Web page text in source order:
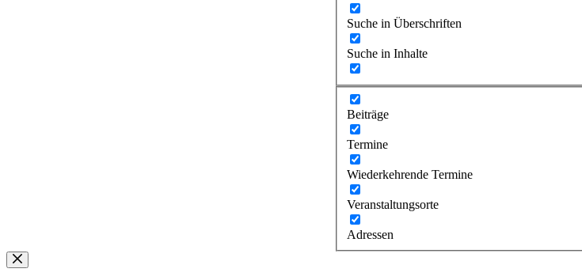
Suche in Überschriften
Suche in Inhalte
Beiträge
Termine
Wiederkehrende Termine
Veranstaltungsorte
Adressen